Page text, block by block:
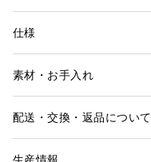
仕様
素材・お手入れ
配送・交換・返品について